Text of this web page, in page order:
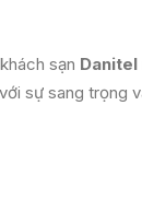
sạn Danitel
sự sang trọng